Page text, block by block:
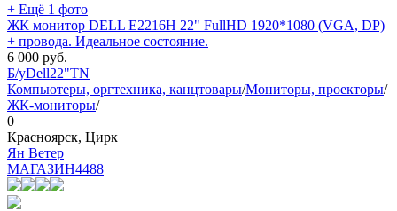
+ Ещё 1 фото
ЖК монитор DELL E2216H 22" FullHD 1920*1080 (VGA, DP)
+ провода. Идеальное состояние.
6 000 руб.
Б/уDell22"TN
Компьютеры, оргтехника, канцтовары/Мониторы, проекторы/
ЖК-мониторы/
0
Красноярск, Цирк
Ян Ветер
МАГАЗИН4488